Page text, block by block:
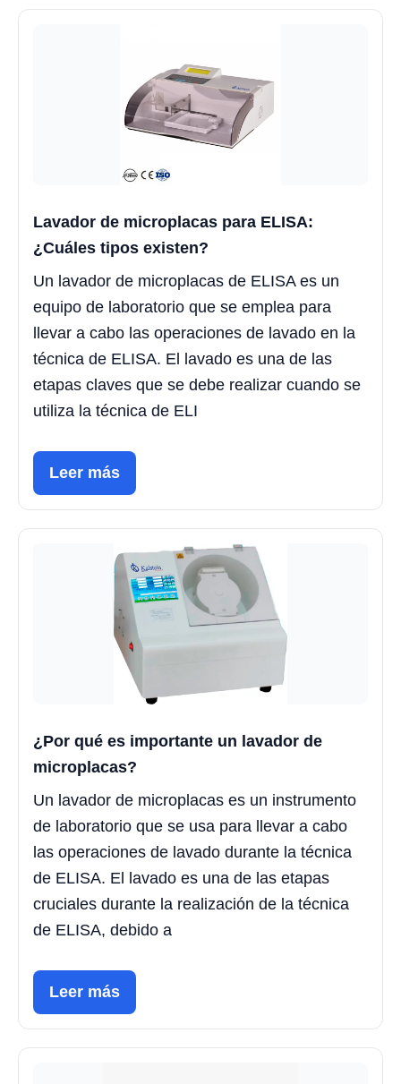
Lavador de microplacas para ELISA:
¿Cuáles tipos existen?
Un lavador de microplacas de ELISA es un
equipo de laboratorio que se emplea para
llevar a cabo las operaciones de lavado en la
técnica de ELISA. El lavado es una de las
etapas claves que se debe realizar cuando se
utiliza la técnica de ELI
Leer más
¿Por qué es importante un lavador de
microplacas?
Un lavador de microplacas es un instrumento
de laboratorio que se usa para llevar a cabo
las operaciones de lavado durante la técnica
de ELISA. El lavado es una de las etapas
cruciales durante la realización de la técnica
de ELISA, debido a
Leer más